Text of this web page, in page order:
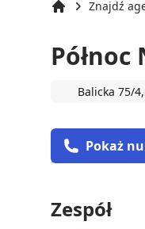
Znajdź
Balicka 75/
Pokaż
Zespół